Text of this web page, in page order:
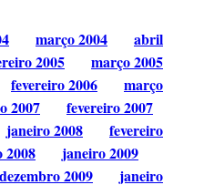
março 2004
abril
2005
março 2005
fevereiro 2006
março
2007
fevereiro 2007
janeiro 2008
fevereiro
2008
janeiro 2009
dezembro 2009
janeiro